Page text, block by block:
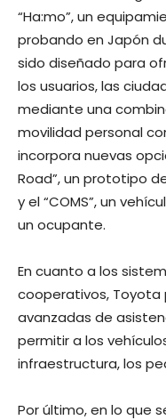
“Ha:mo”, un
probando en Japón
sido diseñado para
los usuarios, las
mediante una
movilidad personal
incorpora nuevas
Road”, un prototipo
y el “COMS”, un
un ocupante.
En cuanto a los
cooperativos,
avanzadas de
permitir a los
infraestructura, los
Por último, en lo que